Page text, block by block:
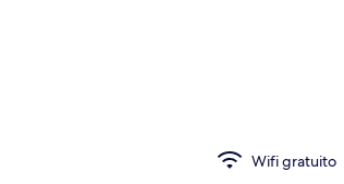
Wifi gratuito